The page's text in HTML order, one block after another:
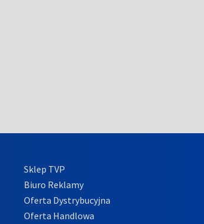
Sklep TVP
Biuro Reklamy
Oferta Dystrybucyjna
Oferta Handlowa